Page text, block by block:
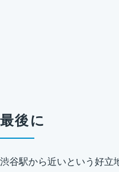
最後に
渋谷駅から近いという好立